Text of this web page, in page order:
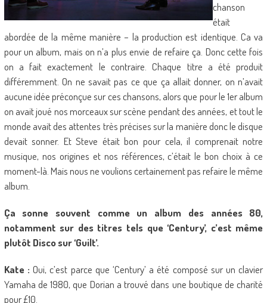
chanson
était
abordée de la même manière – la production est identique. Ca va
pour un album, mais on n’a plus envie de refaire ça. Donc cette fois
on a fait exactement le contraire. Chaque titre a été produit
différemment. On ne savait pas ce que ça allait donner, on n’avait
aucune idée préconçue sur ces chansons, alors que pour le 1er album
on avait joué nos morceaux sur scène pendant des années, et tout le
monde avait des attentes très précises sur la manière donc le disque
devait sonner. Et Steve était bon pour cela, il comprenait notre
musique, nos origines et nos références, c’était le bon choix à ce
moment-là. Mais nous ne voulions certainement pas refaire le même
album.
Ça sonne souvent comme un album des années 80,
notamment sur des titres tels que ‘Century’, c’est même
plutôt Disco sur ‘Guilt’.
Kate : Oui, c’est parce que ‘Century’ a été composé sur un clavier
Yamaha de 1980, que Dorian a trouvé dans une boutique de charité
pour £10.